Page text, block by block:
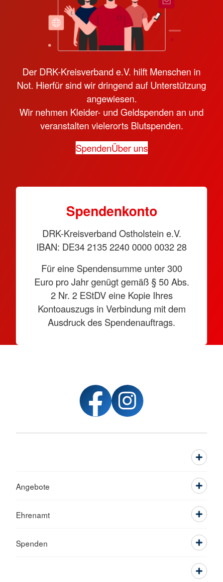
Der DRK-Kreisverband e.V. hilft Menschen in
Not. Hierfür sind wir dringend auf Unterstützung
angewiesen.
Wir nehmen Kleider- und Geldspenden an und
veranstalten vielerorts Blutspenden.
SpendenÜber uns
Spendenkonto
DRK-Kreisverband Ostholstein e.V.
IBAN: DE34 2135 2240 0000 0032 28
Für eine Spendensumme unter 300
Euro pro Jahr genügt gemäß § 50 Abs.
2 Nr. 2 EStDV eine Kopie Ihres
Kontoauszugs in Verbindung mit dem
Ausdruck des Spendenauftrags.
Angebote
Ehrenamt
Spenden